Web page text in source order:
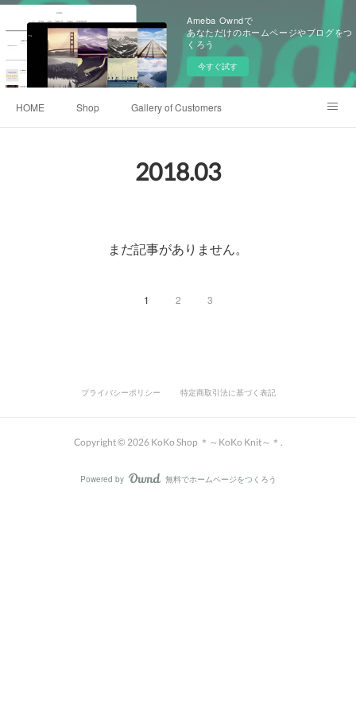
Ameba Owndで
あなただけのホームページやブログをつ
くろう
今すぐ試す
HOME Shop Gallery of Customers
2018.03
まだ記事がありません。
1 2 3
プライバシーポリシー 特定商取引法に基づく表記
Copyright © 2026 KoKo Shop ＊～KoKo Knit～＊ .
Powered by AmebaOwnd
無料でホームページをつくろう